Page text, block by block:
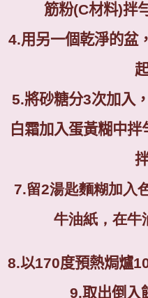
筋粉(C材料)拌
4.用另一個乾淨的盆
5.將砂糖分3次加入
白霜加入蛋黃糊中
7.留2湯匙麵糊加入
牛油紙， 在牛
8.以170度預熱焗爐
9.取出倒入